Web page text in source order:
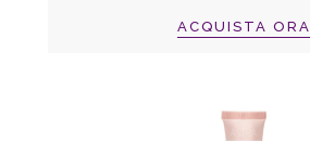
ACQUISTA ORA